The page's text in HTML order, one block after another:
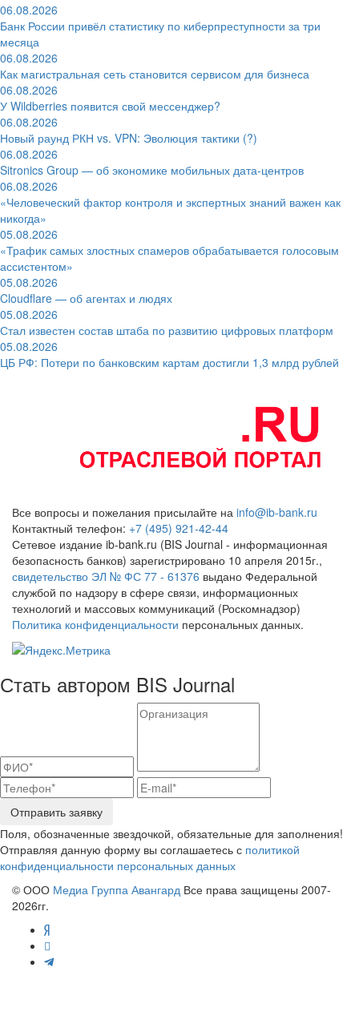
06.08.2026
Банк России привёл статистику по киберпреступности за три
месяца
06.08.2026
Как магистральная сеть становится сервисом для бизнеса
06.08.2026
У Wildberries появится свой мессенджер?
06.08.2026
Новый раунд РКН vs. VPN: Эволюция тактики (?)
06.08.2026
Sitronics Group — об экономике мобильных дата-центров
06.08.2026
«Человеческий фактор контроля и экспертных знаний важен как
никогда»
05.08.2026
«Трафик самых злостных спамеров обрабатывается голосовым
ассистентом»
05.08.2026
Cloudflare — об агентах и людях
05.08.2026
Стал известен состав штаба по развитию цифровых платформ
05.08.2026
ЦБ РФ: Потери по банковским картам достигли 1,3 млрд рублей
Все вопросы и пожелания присылайте на info@ib-bank.ru
Контактный телефон: +7 (495) 921-42-44
Сетевое издание ib-bank.ru (BIS Journal - информационная
безопасность банков) зарегистрировано 10 апреля 2015г.,
свидетельство ЭЛ № ФС 77 - 61376 выдано Федеральной
службой по надзору в сфере связи, информационных
технологий и массовых коммуникаций (Роскомнадзор)
Политика конфиденциальности персональных данных.
Стать автором BIS Journal
Отправить заявку
Поля, обозначенные звездочкой, обязательные для заполнения!
Отправляя данную форму вы соглашаетесь с политикой
конфиденциальности персональных данных
© ООО Медиа Группа Авангард Все права защищены 2007-
2026гг.